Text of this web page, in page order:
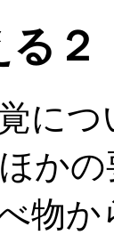
２
につ
か
物